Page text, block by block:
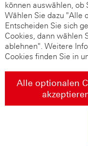
können auswählen, ob
Wählen Sie dazu "Alle
Entscheiden Sie sich
Cookies, dann wählen
ablehnen". Weitere
Cookies finden Sie in
Alle optionalen